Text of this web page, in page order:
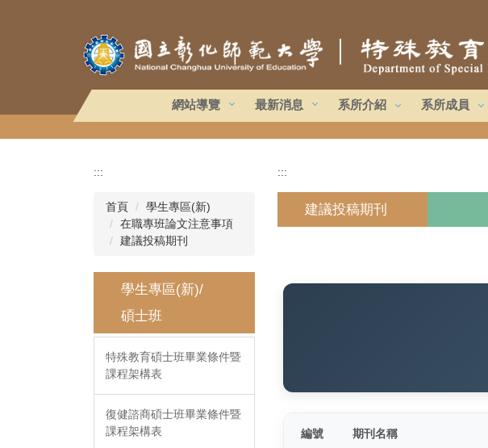
區
｜
網站導覽 最新消息 系所介紹 系所成員
:::
首頁
學生專區(新)
在職專班論文注意事項
建議投稿期刊
學生專區(新)/
碩士班
特殊教育碩士班畢業條件暨
課程架構表
復健諮商碩士班畢業條件暨
課程架構表
:::
建議投稿期刊
編號 期刊名稱